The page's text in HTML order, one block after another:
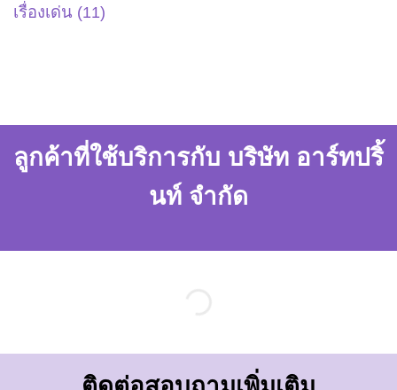
เรื่องเด่น (11)
ลูกค้าที่ใช้บริการกับ บริษัท อาร์ทปริ้
นท์ จำกัด